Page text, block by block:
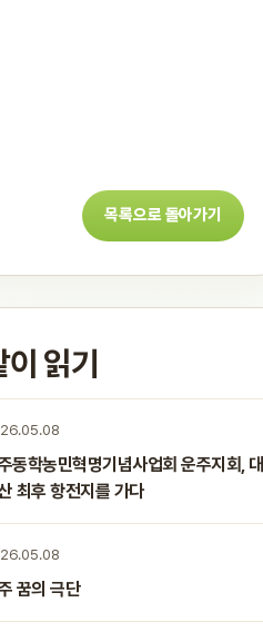
목록으로 돌아가기
이 읽기
동학농민혁명기념사업회 운주지회, 대
최후 항전지를 가다
꿈의 극단